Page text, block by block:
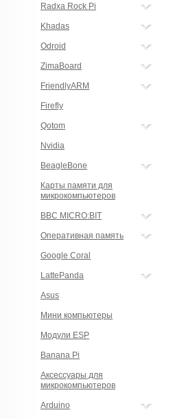
Radxa Rock Pi
Khadas
Odroid
ZimaBoard
FriendlyARM
Firefly
Qotom
Nvidia
BeagleBone
Карты памяти для
микрокомпьютеров
BBC MICRO:BIT
Оперативная память
Google Coral
LattePanda
Asus
Мини компьютеры
Модули ESP
Banana Pi
Аксессуары для
микрокомпьютеров
Arduino